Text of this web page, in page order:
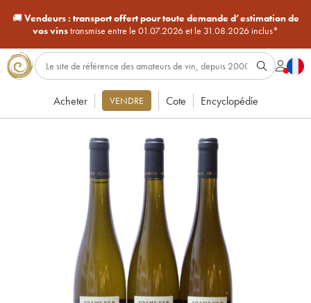
🚚Vendeurs : transport offert pour toute demande d’estimation de
vos vinstransmise entre le 01.07.2026 et le 31.08.2026 inclus*
Acheter VENDRE Cote Encyclopédie